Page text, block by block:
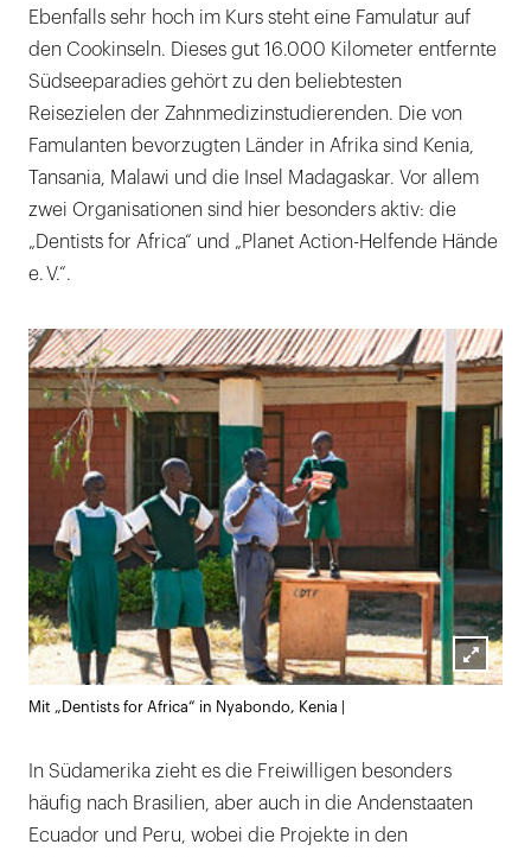
Ebenfalls sehr hoch im Kurs steht eine Famulatur auf
den Cookinseln. Dieses gut 16.000 Kilometer entfernte
Südseeparadies gehört zu den beliebtesten
Reisezielen der Zahnmedizinstudierenden. Die von
Famulanten bevorzugten Länder in Afrika sind Kenia,
Tansania, Malawi und die Insel Madagaskar. Vor allem
zwei Organisationen sind hier besonders aktiv: die
„Dentists for Africa“ und „Planet Action-Helfende Hände
e. V.“.
Mit „Dentists for Africa“ in Nyabondo, Kenia |
In Südamerika zieht es die Freiwilligen besonders
häufig nach Brasilien, aber auch in die Andenstaaten
Ecuador und Peru, wobei die Projekte in den